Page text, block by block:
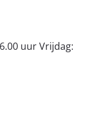
uur Vrijdag: